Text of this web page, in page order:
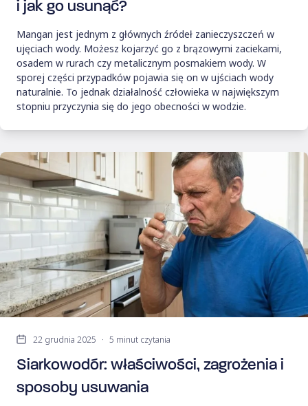
i jak go usunąć?
Mangan jest jednym z głównych źródeł zanieczyszczeń w
ujęciach wody. Możesz kojarzyć go z brązowymi zaciekami,
osadem w rurach czy metalicznym posmakiem wody. W
sporej części przypadków pojawia się on w ujściach wody
naturalnie. To jednak działalność człowieka w największym
stopniu przyczynia się do jego obecności w wodzie.
22 grudnia 2025 · 5 minut czytania
Siarkowodór: właściwości, zagrożenia i
sposoby usuwania